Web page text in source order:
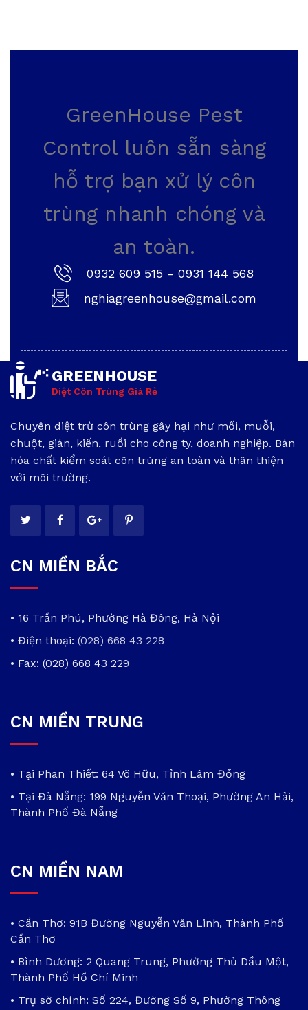
GreenHouse Pest
Control luôn sẵn sàng
hỗ trợ bạn xử lý côn
trùng nhanh chóng và
an toàn.
0932 609 515 - 0931 144 568
nghiagreenhouse@gmail.com
GREENHOUSE
Diệt Côn Trùng Giá Rẻ
Chuyên diệt trừ côn trùng gây hại như mối, muỗi,
chuột, gián, kiến, ruồi cho công ty, doanh nghiệp. Bán
hóa chất kiểm soát côn trùng an toàn và thân thiện
với môi trường.
CN MIỀN BẮC
• 16 Trần Phú, Phường Hà Đông, Hà Nội
• Điện thoại: (028) 668 43 228
• Fax: (028) 668 43 229
CN MIỀN TRUNG
• Tại Phan Thiết: 64 Võ Hữu, Tỉnh Lâm Đồng
• Tại Đà Nẵng: 199 Nguyễn Văn Thoại, Phường An Hải,
Thành Phố Đà Nẵng
CN MIỀN NAM
• Cần Thơ: 91B Đường Nguyễn Văn Linh, Thành Phố
Cần Thơ
• Bình Dương: 2 Quang Trung, Phường Thủ Dầu Một,
Thành Phố Hồ Chí Minh
• Trụ sở chính: Số 224, Đường Số 9, Phường Thông